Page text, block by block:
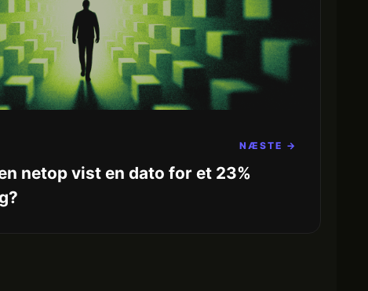
NÆSTE →
netop vist en dato for et 23%